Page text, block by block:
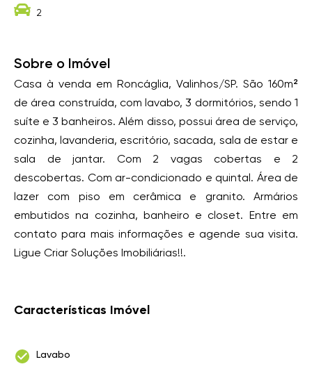
2
Sobre o Imóvel
Casa à venda em Roncáglia, Valinhos/SP. São 160m²
de área construída, com lavabo, 3 dormitórios, sendo 1
suíte e 3 banheiros. Além disso, possui área de serviço,
cozinha, lavanderia, escritório, sacada, sala de estar e
sala de jantar. Com 2 vagas cobertas e 2
descobertas. Com ar-condicionado e quintal. Área de
lazer com piso em cerâmica e granito. Armários
embutidos na cozinha, banheiro e closet. Entre em
contato para mais informações e agende sua visita.
Ligue Criar Soluções Imobiliárias!!.
Características Imóvel
Lavabo